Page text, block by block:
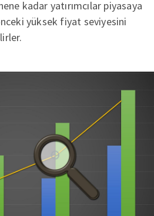
kadar yatırımcılar piyasaya
yüksek fiyat seviyesini